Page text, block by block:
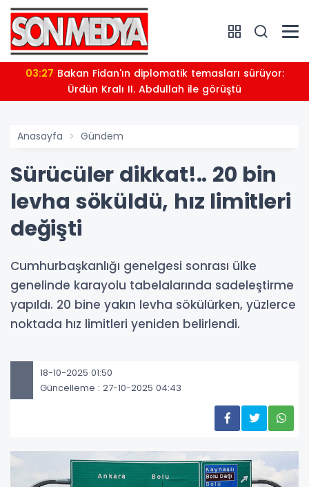
03:27
Ürdün Kralı II. Abdullah ile görüştü
Anasayfa Gündem
Sürücüler dikkat!.. 20 bin
levha söküldü, hız limitleri
değişti
Cumhurbaşkanlığı genelgesi sonrası ülke
genelinde karayolu tabelalarında sadeleştirme
yapıldı. 20 bine yakın levha sökülürken, yüzlerce
noktada hız limitleri yeniden belirlendi.
18-10-2025 01:50
Güncelleme : 27-10-2025 04:43